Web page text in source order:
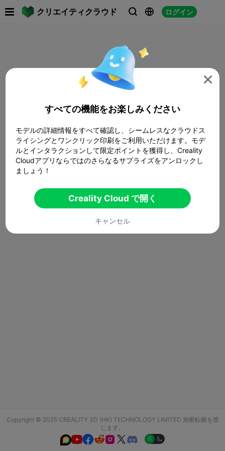
クリエイティクラウド   ログイン
Copyright © 2025 CREALITY 3D (HK) TECHNOLOGY LIMITED 無断転載を禁
じます。
  

すべての機能をお楽しみください
モデルの詳細情報をすべて確認し、シームレスなクラウドス
ライシングとワンクリック印刷をご利用いただけます。モデ
ルとインタラクションして限定ポイントを獲得し、Creality
Cloudアプリならではのさらなるサプライズをアンロックし
ましょう！
Creality Cloud で開く
キャンセル